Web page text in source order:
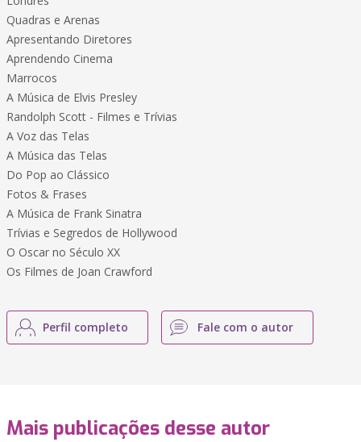
Quadras e Arenas
Apresentando Diretores
Aprendendo Cinema
Marrocos
A Música de Elvis Presley
Randolph Scott - Filmes e Trívias
A Voz das Telas
A Música das Telas
Do Pop ao Clássico
Fotos & Frases
A Música de Frank Sinatra
Trívias e Segredos de Hollywood
O Oscar no Século XX
Os Filmes de Joan Crawford
Perfil completo Fale com o autor
Mais publicações desse autor